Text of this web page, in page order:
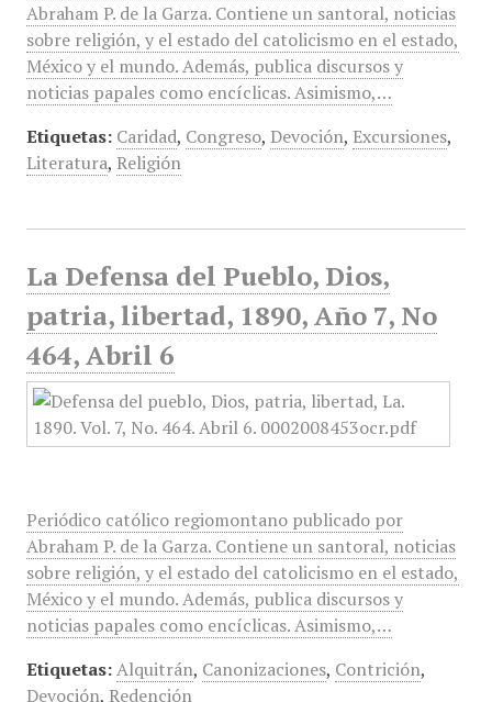
Abraham P. de la Garza. Contiene un santoral, noticias
sobre religión, y el estado del catolicismo en el estado,
México y el mundo. Además, publica discursos y
noticias papales como encíclicas. Asimismo,…
Etiquetas: Caridad, Congreso, Devoción, Excursiones,
Literatura, Religión
La Defensa del Pueblo, Dios,
patria, libertad, 1890, Año 7, No
464, Abril 6
Periódico católico regiomontano publicado por
Abraham P. de la Garza. Contiene un santoral, noticias
sobre religión, y el estado del catolicismo en el estado,
México y el mundo. Además, publica discursos y
noticias papales como encíclicas. Asimismo,…
Etiquetas: Alquitrán, Canonizaciones, Contrición,
Devoción, Redención